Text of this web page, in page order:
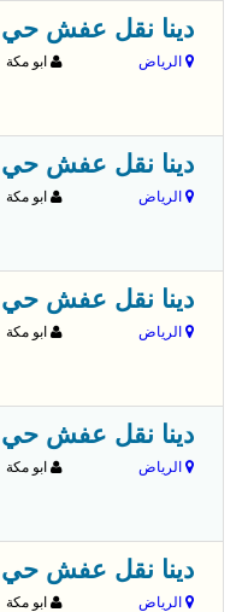
دينا نقل عفش حي الملقا
الرياض ابو مكة
دينا نقل عفش حي العارض
الرياض ابو مكة
دينا نقل عفش حي العارض
الرياض ابو مكة
دينا نقل عفش حي العقيق
الرياض ابو مكة
دينا نقل عفش حي العقيق
الرياض ابو مكة